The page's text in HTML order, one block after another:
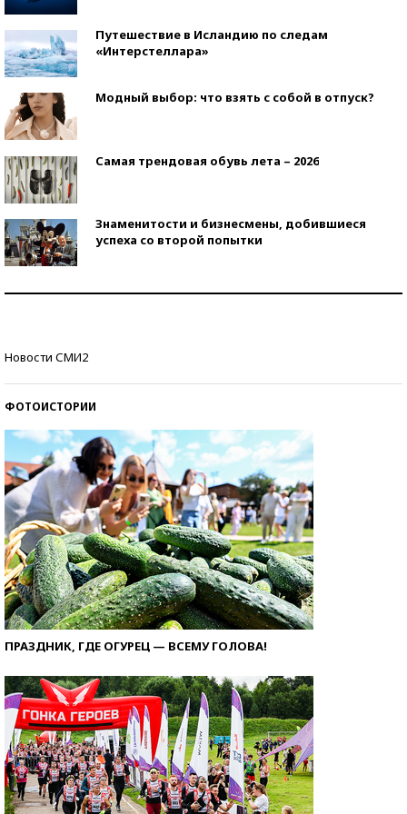
Путешествие в Исландию по следам
«Интерстеллара»
Модный выбор: что взять с собой в отпуск?
Самая трендовая обувь лета – 2026
Знаменитости и бизнесмены, добившиеся
успеха со второй попытки
Новости СМИ2
ФОТОИСТОРИИ
ПРАЗДНИК, ГДЕ ОГУРЕЦ — ВСЕМУ ГОЛОВА!